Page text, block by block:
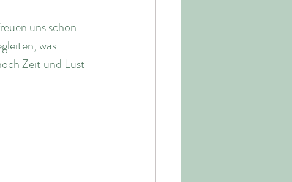
uns schon
was
Zeit und Lust